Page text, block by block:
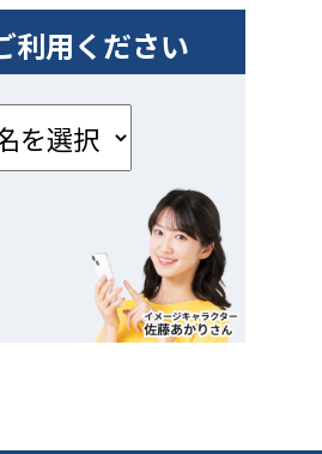
に表したグラフです。 こ
た戸建てがはやく売却され
、より高値で売却できる可
表したグラフです。 この
土地がはやく売却される
、より高値で売却できる可
利用ください